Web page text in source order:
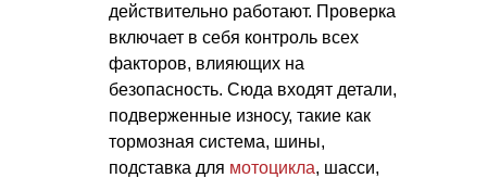
действительно работают. Проверка
включает в себя контроль всех
факторов, влияющих на
безопасность. Сюда входят детали,
подверженные износу, такие как
тормозная система, шины,
подставка для мотоцикла, шасси,